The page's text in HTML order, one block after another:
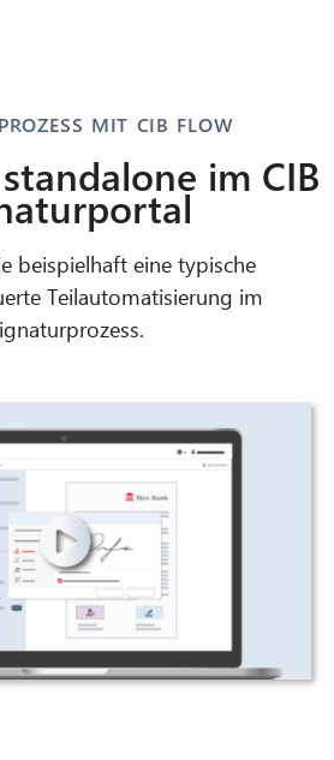
MIT CIB FLOW
im CIB
beispielhaft eine typische
Teilautomatisierung im